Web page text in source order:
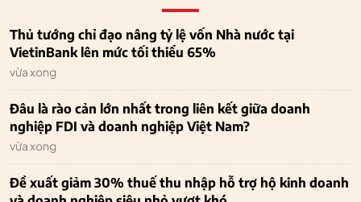
Thủ tướng chỉ đạo nâng tỷ lệ vốn Nhà nước tại
VietinBank lên mức tối thiểu 65%
vừa xong
Đâu là rào cản lớn nhất trong liên kết giữa doanh
nghiệp FDI và doanh nghiệp Việt Nam?
vừa xong
Đề xuất giảm 30% thuế thu nhập hỗ trợ hộ kinh doanh